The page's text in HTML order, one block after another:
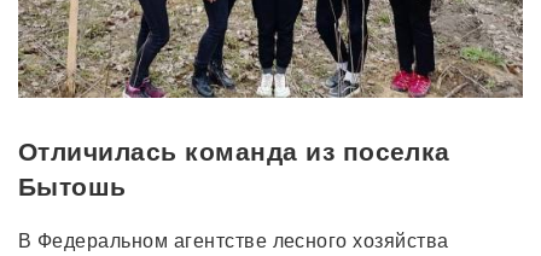
Отличилась команда из поселка
Бытошь
В Федеральном агентстве лесного хозяйства